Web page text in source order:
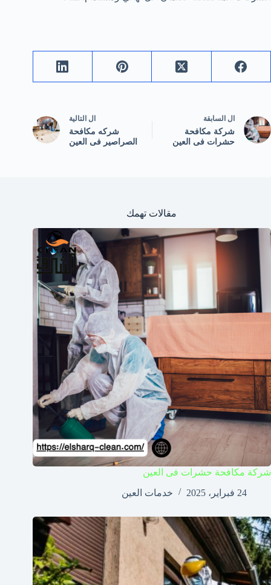
ال السابقة
شركة مكافحة
حشرات فى العين
ال التالية
شركه مكافحة
الصراصير فى العين
مقالات تهمك
شركة مكافحة حشرات فى العين
24 فبراير، 2025
خدمات العين